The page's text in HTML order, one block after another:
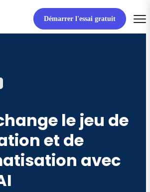
Démarrer l'essai gratuit
le jeu de
et de
avec